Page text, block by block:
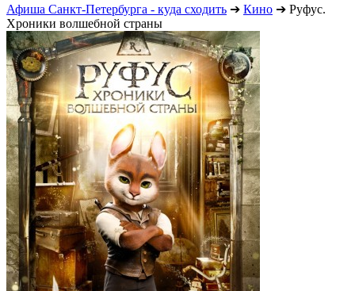
Афиша Санкт-Петербурга - куда сходить ➔ Кино ➔ Руфус.
Хроники волшебной страны